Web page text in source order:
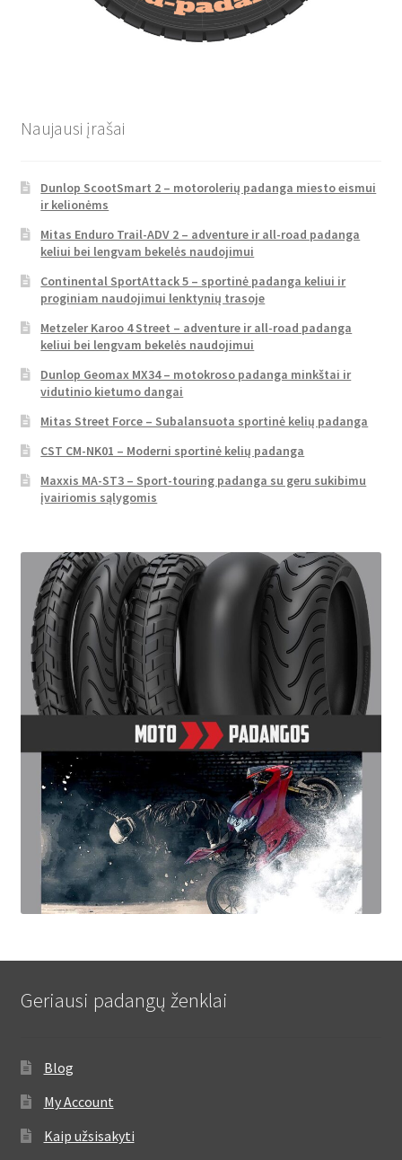
Naujausi įrašai
Dunlop ScootSmart 2 – motorolerių padanga miesto eismui
ir kelionėms
Mitas Enduro Trail-ADV 2 – adventure ir all-road padanga
keliui bei lengvam bekelės naudojimui
Continental SportAttack 5 – sportinė padanga keliui ir
proginiam naudojimui lenktynių trasoje
Metzeler Karoo 4 Street – adventure ir all-road padanga
keliui bei lengvam bekelės naudojimui
Dunlop Geomax MX34 – motokroso padanga minkštai ir
vidutinio kietumo dangai
Mitas Street Force – Subalansuota sportinė kelių padanga
CST CM-NK01 – Moderni sportinė kelių padanga
Maxxis MA-ST3 – Sport-touring padanga su geru sukibimu
įvairiomis sąlygomis
Geriausi padangų ženklai
Blog
My Account
Kaip užsisakyti